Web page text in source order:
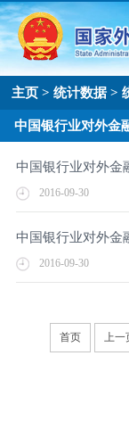
主页 >统计数据 >
中国银行业对外金
中国银行业对外金
2016-09-30
中国银行业对外金
2016-09-30
首页 上一